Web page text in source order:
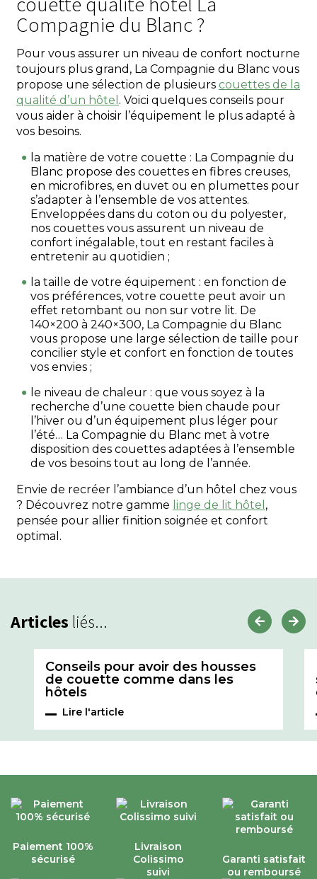
Compagnie du Blanc ?
Pour vous assurer un niveau de confort nocturne
toujours plus grand, La Compagnie du Blanc vous
propose une sélection de plusieurs couettes de la
qualité d’un hôtel . Voici quelques conseils pour
vous aider à choisir l’équipement le plus adapté à
vos besoins.
la matière de votre couette : La Compagnie du
Blanc propose des couettes en fibres creuses,
en microfibres, en duvet ou en plumettes pour
s’adapter à l’ensemble de vos attentes.
Enveloppées dans du coton ou du polyester,
nos couettes vous assurent un niveau de
confort inégalable, tout en restant faciles à
entretenir au quotidien ;
la taille de votre équipement : en fonction de
vos préférences, votre couette peut avoir un
effet retombant ou non sur votre lit. De
140×200 à 240×300, La Compagnie du Blanc
vous propose une large sélection de taille pour
concilier style et confort en fonction de toutes
vos envies ;
le niveau de chaleur : que vous soyez à la
recherche d’une couette bien chaude pour
l’hiver ou d’un équipement plus léger pour
l’été… La Compagnie du Blanc met à votre
disposition des couettes adaptées à l’ensemble
de vos besoins tout au long de l’année.
Envie de recréer l’ambiance d’un hôtel chez vous
? Découvrez notre gamme linge de lit hôtel ,
pensée pour allier finition soignée et confort
optimal.
Articles liés...
Conseils pour avoir des housses
de couette comme dans les
hôtels
Lire l'article
Paiement 100%
sécurisé
Livraison
Colissimo
suivi
Garanti satisfait
ou remboursé